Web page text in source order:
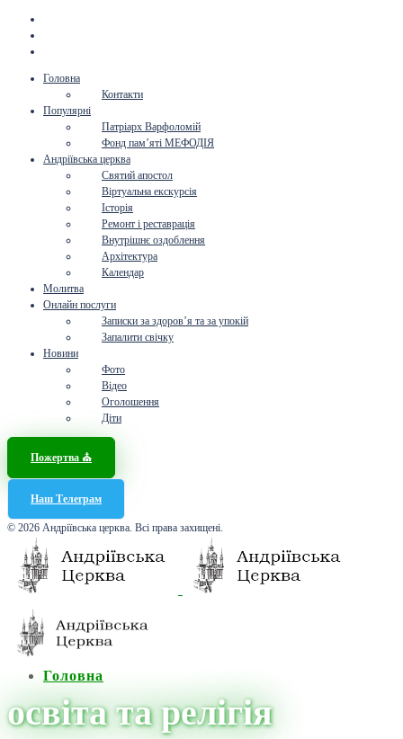
Головна
Контакти
Популярні
Патріарх Варфоломій
Фонд пам’яті МЕФОДІЯ
Андріївська церква
Святий апостол
Віртуальна екскурсія
Історія
Ремонт і реставрація
Внутрішнє оздоблення
Архітектура
Календар
Молитва
Онлайн послуги
Записки за здоров’я та за упокій
Запалити свічку
Новини
Фото
Відео
Оголошення
Діти
Пожертва ⛪️
Наш Телеграм
© 2026 Андріївська церква. Всі права захищені.
Головна
освіта та релігія